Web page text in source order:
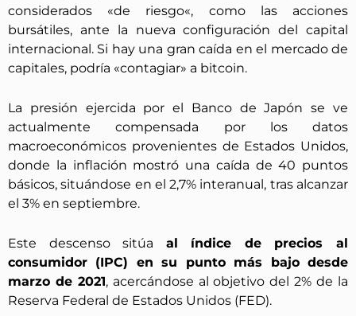
considerados «de riesgo«, como las acciones
bursátiles, ante la nueva configuración del capital
internacional. Si hay una gran caída en el mercado de
capitales, podría «contagiar» a bitcoin.
La presión ejercida por el Banco de Japón se ve
actualmente compensada por los datos
macroeconómicos provenientes de Estados Unidos,
donde la inflación mostró una caída de 40 puntos
básicos, situándose en el 2,7% interanual, tras alcanzar
el 3% en septiembre.
Este descenso sitúa al índice de precios al
consumidor (IPC) en su punto más bajo desde
marzo de 2021, acercándose al objetivo del 2% de la
Reserva Federal de Estados Unidos (FED).